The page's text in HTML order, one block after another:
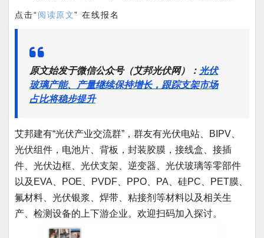
点击“阅读原文” 在线报名
原文始发于微信公众号（艾邦光伏网）： 光伏
玻璃产能、产量继续保持增长，跟踪支架市场
占比将稳步提升
艾邦建有“光伏产业交流群”，群友有光伏电站、BIPV、
光伏组件，电池片、背板，封装胶膜，接线盒、接插
件、光伏边框、光伏支架、逆变器、光伏玻璃等零部件
以及EVA、POE、PVDF、PPO、PA、硅PC、PET膜、
氟材料、光伏银浆、焊带、粘接剂等材料以及相关生
产、检测设备的上下游企业。欢迎扫码加入探讨。